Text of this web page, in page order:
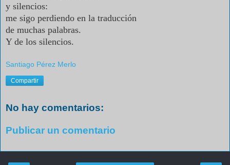
y silencios:
me sigo perdiendo en la traducción
de muchas palabras.
Y de los silencios.
Santiago Pérez Merlo
Compartir
No hay comentarios:
Publicar un comentario